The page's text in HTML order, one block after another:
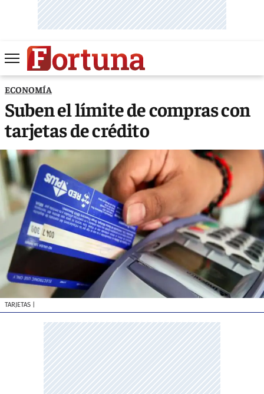
ECONOMÍA
Suben el límite de compras con
tarjetas de crédito
TARJETAS